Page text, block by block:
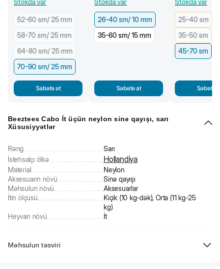
Stokda var
52-60 sm/ 25 mm
58-70 sm/ 25 mm
64-80 sm/ 25 mm
70-90 sm/ 25 mm
Səbətə at
Stokda var
26-40 sm/ 10 mm
35-60 sm/ 15 mm
Səbətə at
Stokda var
25-40 sm
35-50 sm
45-70 sm
Səbətə
Beeztees Cabo İt üçün neylon sinə qayışı, sarı
Xüsusiyyətlər
Rəng
Sarı
İstehsalçı ölkə
Hollandiya
Material
Neylon
Aksesuarın növü
Sinə qayışı
Məhsulun növü
Aksesuarlar
İtin ölçüsü
Kiçik (10 kg-dək), Orta (11 kg-25
kg)
Heyvan növü
İt
Məhsulun təsviri